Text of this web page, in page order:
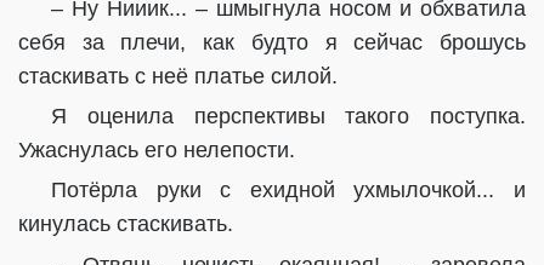
– Ну Нииик... – шмыгнула носом и обхватила
себя за плечи, как будто я сейчас брошусь
стаскивать с неё платье силой.
Я оценила перспективы такого поступка.
Ужаснулась его нелепости.
Потёрла руки с ехидной ухмылочкой... и
кинулась стаскивать.